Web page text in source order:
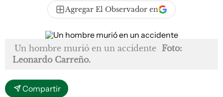
Agregar El Observador en
Un hombre murió en un accidente Foto:
Leonardo Carreño.
Compartir